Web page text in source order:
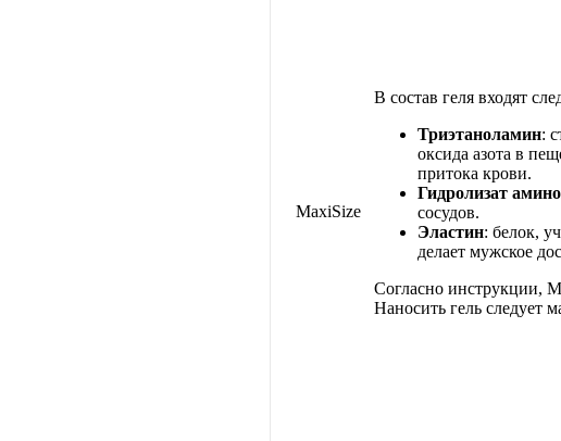
MaxiSize
В состав геля входят
Триэтаноламин:
оксида азота в
притока крови.
Гидролизат
сосудов.
Эластин: белок,
делает мужское
Согласно инструкции,
Наносить гель следует